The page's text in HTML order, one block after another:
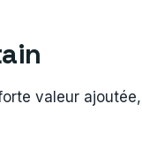
valeur